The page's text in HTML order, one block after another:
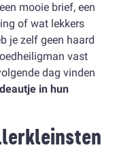
mooie brief, een
of wat lekkers
je zelf geen haard
vast
dag vinden
in hun